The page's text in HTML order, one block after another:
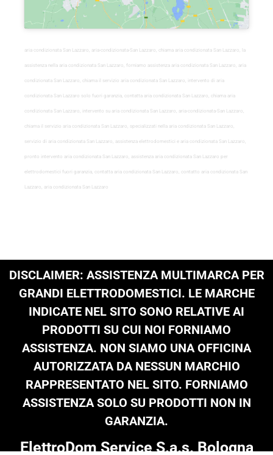
aria condizionata San Lazzaro, aria-condizionata-San Lazzaro, chiama aria condizionata San Lazzaro, la
assistenza nella aria condizionata San Lazzaro, forniamo assistenza aria condizionata San Lazzaro, aria
condizionata San Lazzaro, chiama il servizio aria condizionata San Lazzaro, intervento di aria
condizionata San Lazzaro solo fuori garanzia, contatta aria condizionata San Lazzaro, chiama aria
condizionata San Lazzaro, intervento su aria condizionata San Lazzaro, aria-condizionata-San Lazzaro,
chiama il servizio aria condizionata San Lazzaro, specializzati nella aria condizionata San Lazzaro,
servizio di aria condizionata San Lazzaro, assistenza elettrodomestici e aria condizionata San Lazzaro,
pronto intervento aria condizionata San Lazzaro, assistenza aria condizionata San Lazzaro per
elettrodomestici fuori garanzia, contatta aria condizionata San Lazzaro, contatto aria condizionata San
Lazzaro, aria condizionata San Lazzaro
DISCLAIMER: ASSISTENZA MULTIMARCA PER
GRANDI ELETTRODOMESTICI. LE MARCHE
INDICATE NEL SITO SONO RELATIVE AI
PRODOTTI SU CUI NOI FORNIAMO
ASSISTENZA. NON SIAMO UNA OFFICINA
AUTORIZZATA DA NESSUN MARCHIO
RAPPRESENTATO NEL SITO. FORNIAMO
ASSISTENZA SOLO SU PRODOTTI NON IN
GARANZIA.
ElettroDom Service S.a.s. Bologna